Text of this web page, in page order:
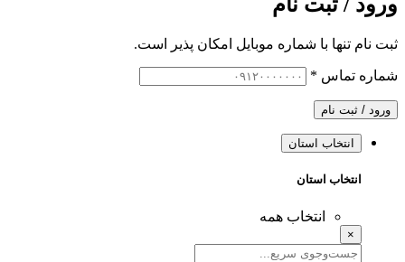
ورود / ثبت نام
ثبت نام تنها با شماره موبایل امکان پذیر است.
شماره تماس *
ورود / ثبت نام
انتخاب استان
انتخاب استان
انتخاب همه
×